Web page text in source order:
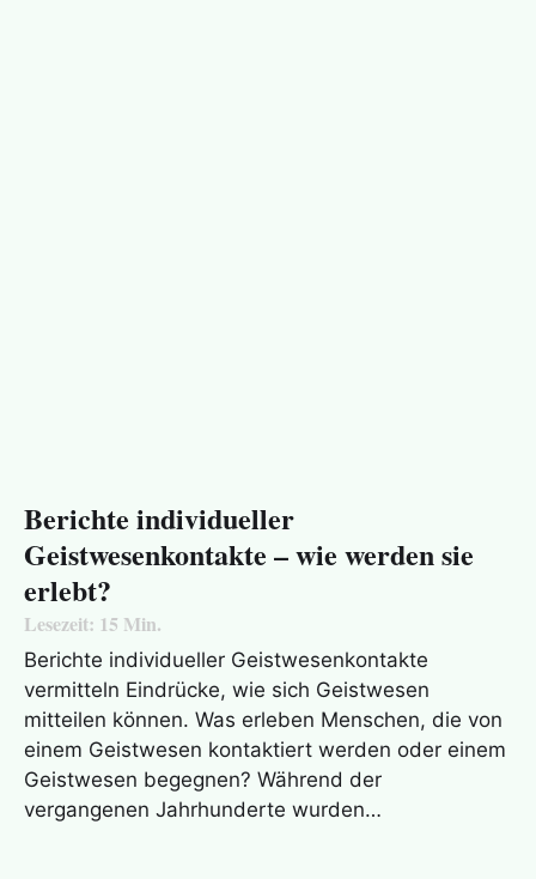
Berichte individueller
Geistwesenkontakte – wie werden sie
erlebt?
Lesezeit: 15 Min.
Berichte individueller Geistwesenkontakte
vermitteln Eindrücke, wie sich Geistwesen
mitteilen können. Was erleben Menschen, die von
einem Geistwesen kontaktiert werden oder einem
Geistwesen begegnen? Während der
vergangenen Jahrhunderte wurden…